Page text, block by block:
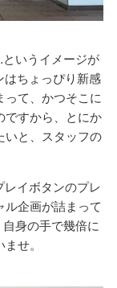
いうイメージが
ちょっぴり新感
って、かつそこに
ですから、とにか
いと、スタッフの
イボタンのプレ
ル企画が詰まって
身の手で幾倍に
せ。